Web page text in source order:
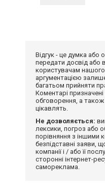
Відгук - це думка або
передати досвід або
користувачам
аргументацією
багатьом прийняти
Коментарі
обговорення, а
цікавлять.
Не дозволяється:
лексики, погроз або
порівняння з іншими
безпідставні заяви,
компанії і / або її
сторонні інтернет-
самореклама.